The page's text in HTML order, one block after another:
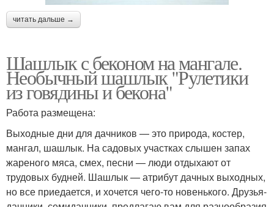
читать дальше →
Шашлык с беконом на мангале.
Необычный шашлык "Рулетики
из говядины и бекона"
Работа размещена:
Выходные дни для дачников — это природа, костер,
мангал, шашлык. На садовых участках слышен запах
жареного мяса, смех, песни — люди отдыхают от
трудовых будней. Шашлык — атрибут дачных выходных,
но все приедается, и хочется чего-то новенького. Друзья-